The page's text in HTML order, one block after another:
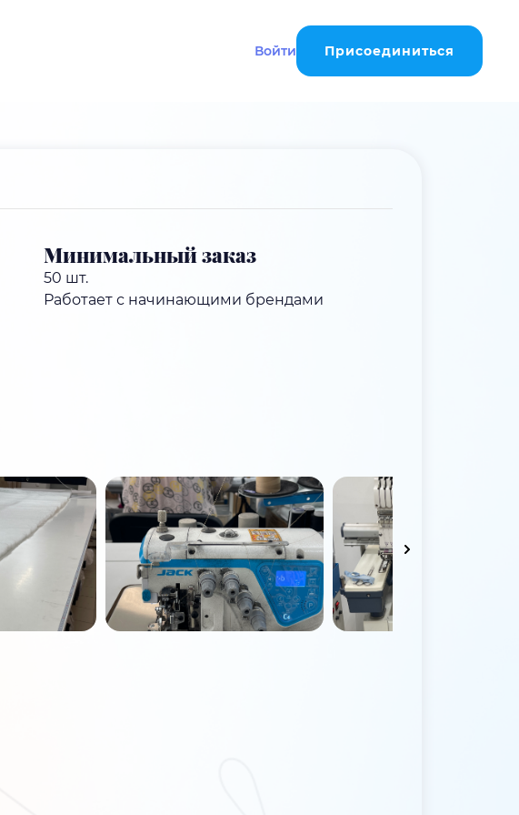
Войти Присоединиться
Минимальный заказ
50 шт.
Работает с начинающими брендами